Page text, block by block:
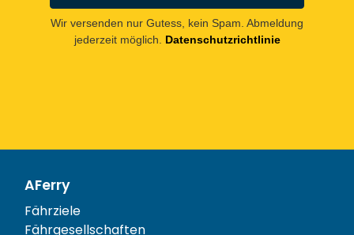
Wir versenden nur Gutess, kein Spam. Abmeldung
jederzeit möglich.
Datenschutzrichtlinie
AFerry
Fährziele
Fährgesellschaften